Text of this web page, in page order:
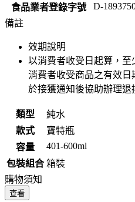
食品業者登錄字號
D-
備註
效期說明
以消費者收受日起算，至
消費者收受商品之有效
於接獲通知後協助辦理退
類型
純水
款式
寶特瓶
容量
401-600ml
包裝組合 箱裝
購物須知
查看